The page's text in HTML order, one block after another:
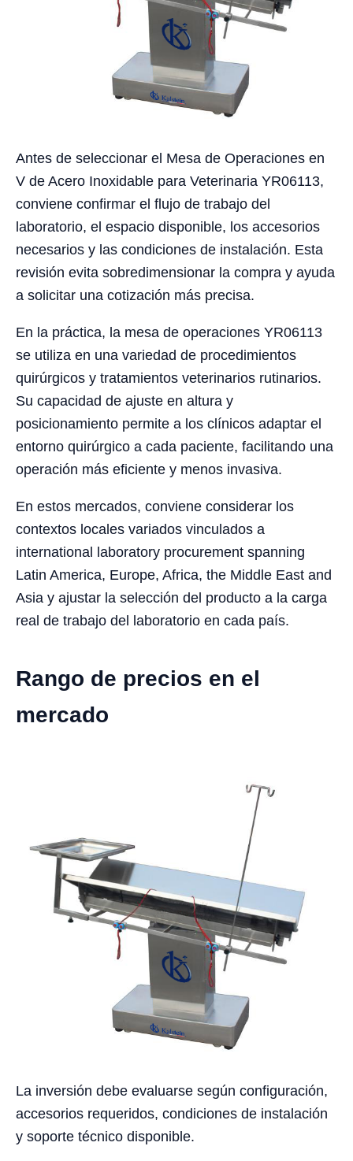
Antes de seleccionar el Mesa de Operaciones en
V de Acero Inoxidable para Veterinaria YR06113,
conviene confirmar el flujo de trabajo del
laboratorio, el espacio disponible, los accesorios
necesarios y las condiciones de instalación. Esta
revisión evita sobredimensionar la compra y ayuda
a solicitar una cotización más precisa.
En la práctica, la mesa de operaciones YR06113
se utiliza en una variedad de procedimientos
quirúrgicos y tratamientos veterinarios rutinarios.
Su capacidad de ajuste en altura y
posicionamiento permite a los clínicos adaptar el
entorno quirúrgico a cada paciente, facilitando una
operación más eficiente y menos invasiva.
En estos mercados, conviene considerar los
contextos locales variados vinculados a
international laboratory procurement spanning
Latin America, Europe, Africa, the Middle East and
Asia y ajustar la selección del producto a la carga
real de trabajo del laboratorio en cada país.
Rango de precios en el
mercado
La inversión debe evaluarse según configuración,
accesorios requeridos, condiciones de instalación
y soporte técnico disponible.